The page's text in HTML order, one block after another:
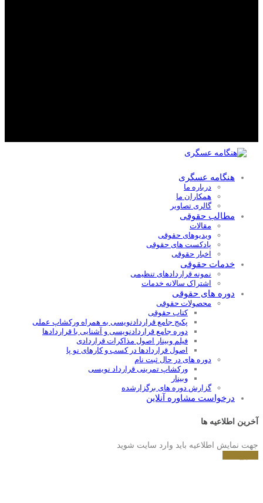
هنگامه عسگری
درباره ما
همکاران ما
گالری تصاویر
مطالب حقوقی
مقالات
ویدیوهای حقوقی
پادکست های حقوقی
اخبار حقوقی
خدمات حقوقی
نمونه قراردادهای تنظیمی
اشتراک سالانه خدمات
دوره های حقوقی
محصولات حقوقی
کتاب حقوقی
پکیج جامع قراردادنویسی به همراه ورکشاپ عملی
دوره جامع قراردادنويسی و آشنايی با قراردادها
فیلم وبینار اصول مذاکرات قراردادی
اصول قراردادها در کسب و کارهای نو پا
دوره های در حال ثبت نام
ورکشاپ تمرینی قرارداد نویسی
وبینار
گزارش دوره های برگزارشده
درخواست مشاوره آنلاین
آخرین اطلاعیه ها
جهت نمایش اطلاعیه باید وارد سایت شوید